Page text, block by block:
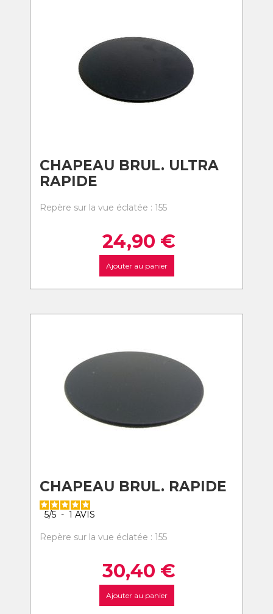
CHAPEAU BRUL. ULTRA
RAPIDE
Repère sur la vue éclatée : 155
24,90 €
Ajouter au panier
CHAPEAU BRUL. RAPIDE
5/5 - 1 AVIS
Repère sur la vue éclatée : 155
30,40 €
Ajouter au panier